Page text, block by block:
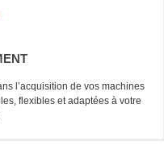
l’acquisition de vos machines
flexibles et adaptées à votre